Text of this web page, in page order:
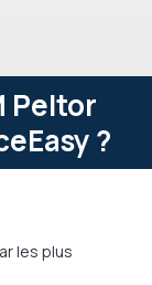
Peltor
?
les plus